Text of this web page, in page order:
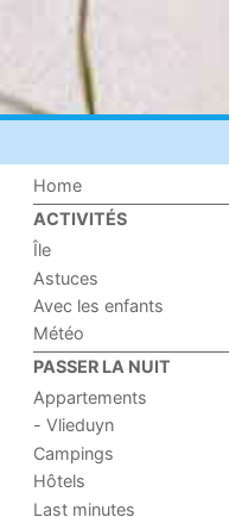
Home
ACTIVITÉS
Île
Astuces
Avec les enfants
Météo
PASSER LA NUIT
Appartements
- Vlieduyn
Campings
Hôtels
Last minutes